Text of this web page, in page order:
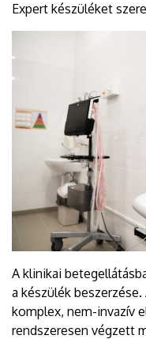
Expert készüléket
A klinikai
a készülék
komplex, nem-invazív
rendszeresen végzett